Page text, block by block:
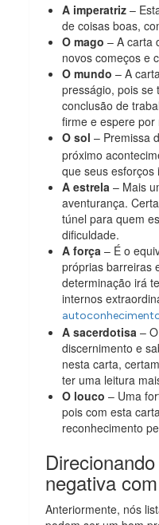
A imperatriz –
de coisas boas,
O mago – A carta
novos começos e
O mundo – A
presságio, pois se
conclusão de
firme e espere por
O sol – Premissa
próximo
que seus esforços
A estrela – Mais
aventurança.
túnel para quem
dificuldade.
A força – É o
próprias barreiras
determinação irá
internos
A sacerdotisa –
discernimento e
nesta carta,
ter uma leitura
O louco – Uma
pois com esta
reconhecimento
negativa
Anteriormente, nós